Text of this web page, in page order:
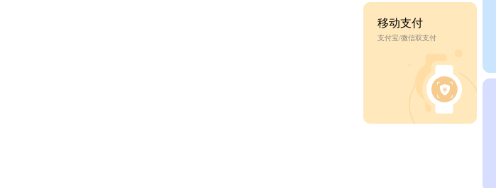
移动支付
支付宝/微信双支付